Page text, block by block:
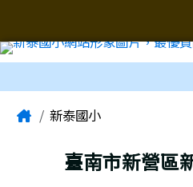
主內容區域
Home新泰國小
臺南市新營區
頁尾區域